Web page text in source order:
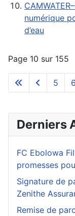
numérique
d’eau
Page 10 sur 155
5 6
Derniers
FC Ebolowa
promesses
Signature de
Zenithe
Remise de